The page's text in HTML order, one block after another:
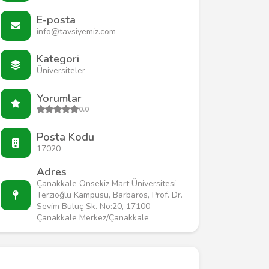
E-posta
info@tavsiyemiz.com
Kategori
Üniversiteler
Yorumlar
0.0
Posta Kodu
17020
Adres
Çanakkale Onsekiz Mart Üniversitesi
Terzioğlu Kampüsü, Barbaros, Prof. Dr.
Sevim Buluç Sk. No:20, 17100
Çanakkale Merkez/Çanakkale